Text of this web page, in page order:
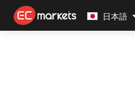
日本語
Malay